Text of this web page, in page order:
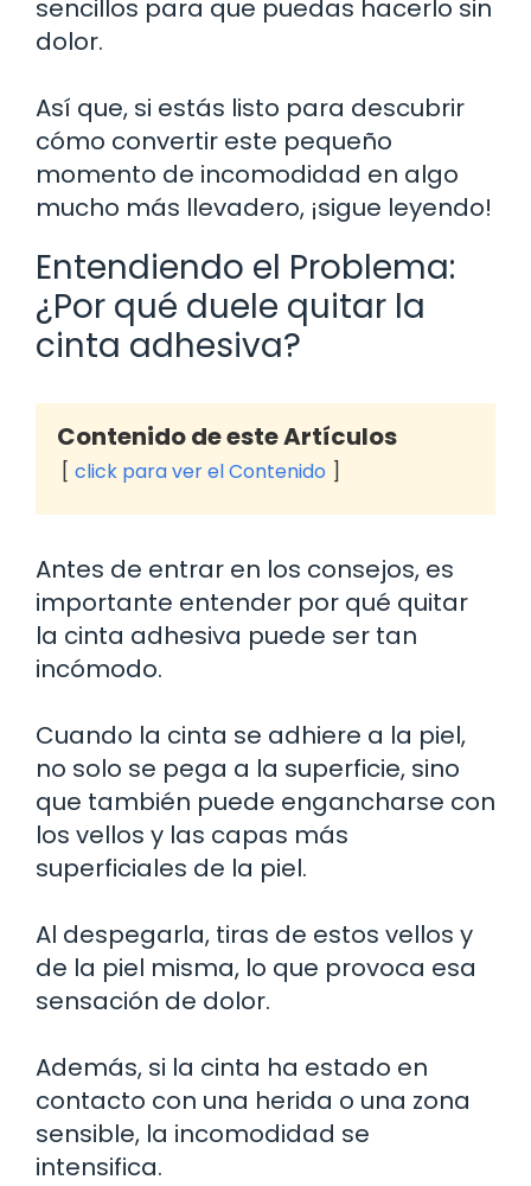
sencillos para que puedas hacerlo sin
dolor.
Así que, si estás listo para descubrir
cómo convertir este pequeño
momento de incomodidad en algo
mucho más llevadero, ¡sigue leyendo!
Entendiendo el Problema:
¿Por qué duele quitar la
cinta adhesiva?
Contenido de este Artículos
click para ver el Contenido
Antes de entrar en los consejos, es
importante entender por qué quitar
la cinta adhesiva puede ser tan
incómodo.
Cuando la cinta se adhiere a la piel,
no solo se pega a la superficie, sino
que también puede engancharse con
los vellos y las capas más
superficiales de la piel.
Al despegarla, tiras de estos vellos y
de la piel misma, lo que provoca esa
sensación de dolor.
Además, si la cinta ha estado en
contacto con una herida o una zona
sensible, la incomodidad se
intensifica.